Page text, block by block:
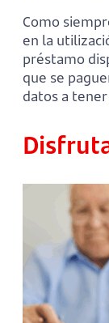
Como
en la
préstamo
que se
datos a